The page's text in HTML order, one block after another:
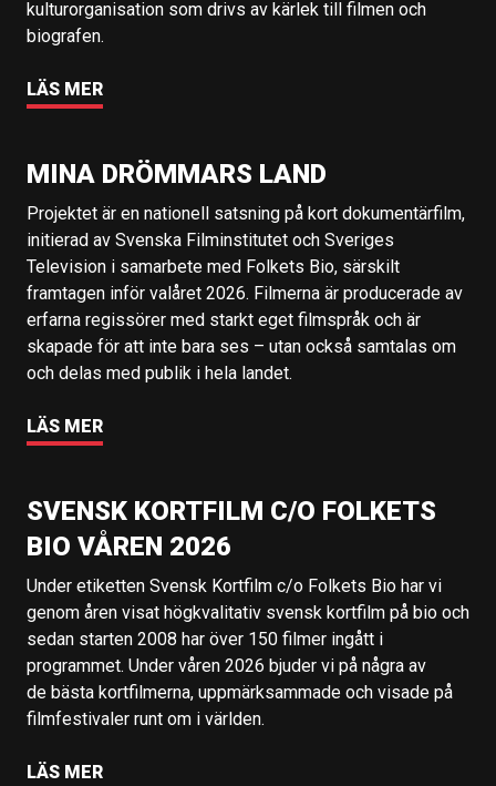
kulturorganisation som drivs av kärlek till filmen och
biografen.
LÄS MER
MINA DRÖMMARS LAND
Projektet är en nationell satsning på kort dokumentärfilm,
initierad av Svenska Filminstitutet och Sveriges
Television i samarbete med Folkets Bio, särskilt
framtagen inför valåret 2026. Filmerna är producerade av
erfarna regissörer med starkt eget filmspråk och är
skapade för att inte bara ses – utan också samtalas om
och delas med publik i hela landet.
LÄS MER
SVENSK KORTFILM C/O FOLKETS
BIO VÅREN 2026
Under etiketten Svensk Kortfilm c/o Folkets Bio har vi
genom åren visat högkvalitativ svensk kortfilm på bio och
sedan starten 2008 har över 150 filmer ingått i
programmet. Under våren 2026 bjuder vi på några av
de bästa kortfilmerna, uppmärksammade och visade på
filmfestivaler runt om i världen.
LÄS MER